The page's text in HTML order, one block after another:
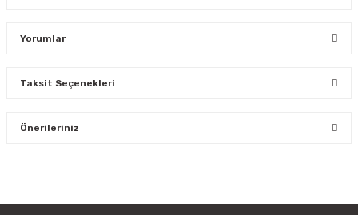
Yorumlar
Taksit Seçenekleri
Önerileriniz